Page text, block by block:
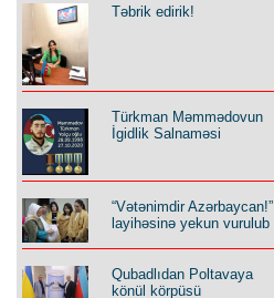
Təbrik edirik!
Türkman Məmmədovun
İgidlik Salnaməsi
“Vətənimdir Azərbaycan!”
layihəsinə yekun vurulub
Qubadlıdan Poltavaya
könül körpüsü